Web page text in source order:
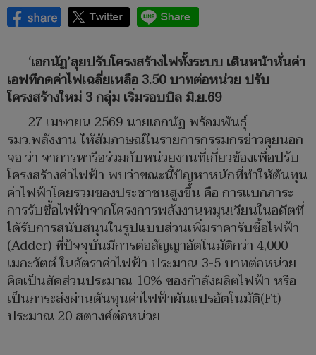
‘เอกนัฏ’ลุยปรับโครงสร้างไฟทั้งระบบ เดินหน้าหั่นค่า
เอฟทีกดค่าไฟเฉลี่ยเหลือ 3.50 บาทต่อหน่วย ปรับ
โครงสร้างใหม่ 3 กลุ่ม เริ่มรอบบิล มิ.ย.69
27 เมษายน 2569 นายเอกนัฏ พร้อมพันธุ์
รมว.พลังงาน ให้สัมภาษณ์ในรายการกรรมกรข่าวคุยนอก
จอ ว่า จาการหารือร่วมกับหน่วยงานที่เกี่ยวข้องเพื่อปรับ
โครงสร้างค่าไฟฟ้า พบว่าขณะนี้ปัญหาหนักที่ทำให้ต้นทุน
ค่าไฟฟ้าโดยรวมของประชาชนสูงขึ้น คือ การแบกภาระ
การรับซื้อไฟฟ้าจากโครงการพลังงานหมุนเวียนในอดีตที่
ได้รับการสนับสนุนในรูปแบบส่วนเพิ่มราคารับซื้อไฟฟ้า
(Adder) ที่ปัจจุบันมีการต่อสัญญาอัตโนมัติกว่า 4,000
เมกะวัตต์ ในอัตราค่าไฟฟ้า ประมาณ 3-5 บาทต่อหน่วย
คิดเป็นสัดส่วนประมาณ 10% ของกำลังผลิตไฟฟ้า หรือ
เป็นภาระส่งผ่านต้นทุนค่าไฟฟ้าผันแปรอัตโนมัติ(Ft)
ประมาณ 20 สตางค์ต่อหน่วย